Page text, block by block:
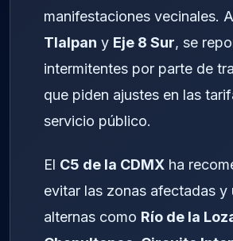
manifestaciones vecinales.
Tlalpan y Eje 8 Sur, se
intermitentes por parte de
que piden ajustes en las
servicio público.
El C5 de la CDMX ha
evitar las zonas afectadas y
alternas como Río de la